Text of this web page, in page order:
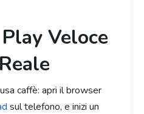
Veloce
caffè: apri il browser
sul telefono, e inizi un